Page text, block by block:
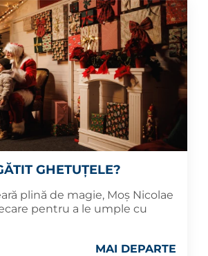
GHETUȚELE?
plină de magie, Moș Nicolae
pentru a le umple cu
MAI DEPARTE